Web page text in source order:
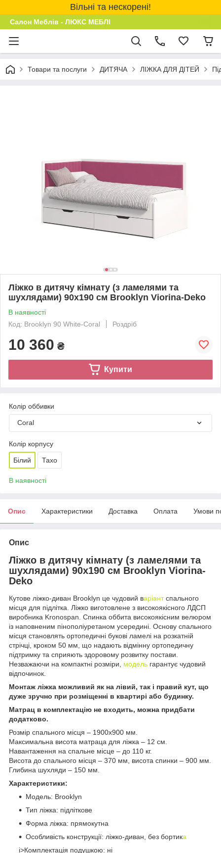
Вільні та нескорені!
Салон Меблів - ЛЮКС МЕБЛІ
Товари та послуги ДИТЯЧА ЛІЖКА ДЛЯ ДІТЕЙ
Ліжко в дитячу кімнату (з ламелями та
шухлядами) 90х190 см Brooklyn Viorina-Deko
В наявності
Код: Brooklyn 90 White-Coral
Роздріб
10 360 ₴
Купити
Колір оббивки
Coral
Колір корпусу
Білий Тахо
В наявності
Опис Характеристики Доставка Оплата Умови
Опис
Ліжко в дитячу кімнату (з ламелями та
шухлядами) 90х190 см Brooklyn Viorina-
Deko
Кутове ліжко-диван Brooklyn це чудовий варіантспального
місця для підлітка. Ліжко виготовлене з високоякісного ЛДСП
виробника Kronospan. Спинка оббита високоякісним велюром
із наповненим пінополіуретаном усередині. Основу спального
місця становлять ортопедичні букові ламелі на розкатній
стрічці, кроком 50 мм, що надають відмінну ортопедичну
підтримку та сприяють здоровому розвитку постави.
Незважаючи на компактні розміри, модель гарантує чудовий
відпочинок.
Монтаж ліжка можливий як на лівий, так і правий кут, що
дуже зручно при розміщенні в квартирі або будинку.
Матрац в комплектацію не входить, можна придбати
додатково.
Розмір спального місця – 1900х900 мм.
Максимальна висота матраца для ліжка – 12 см.
Навантаження на спальне місце – до 110 кг.
Висота до спального місця – 370 мм, висота спинки – 900 мм.
Глибина шухляди – 150 мм.
Характеристики:
Модель: Brooklyn
Тип ліжка: підліткове
Форма ліжка: прямокутна
Особливість конструкції: ліжко-диван, без бортика
i>Комплектація подушкою: ні